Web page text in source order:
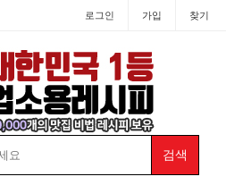
로그인 가입 찾기